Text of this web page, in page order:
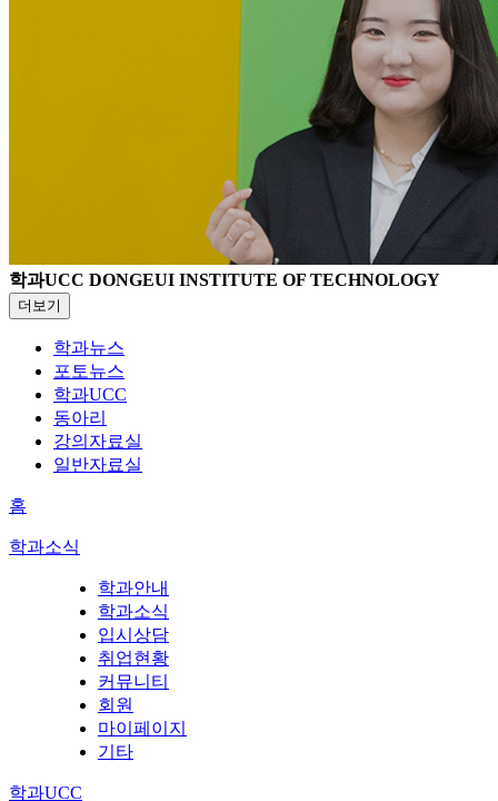
학과UCC DONGEUI INSTITUTE OF TECHNOLOGY
더보기
학과뉴스
포토뉴스
학과UCC
동아리
강의자료실
일반자료실
홈
학과소식
학과안내
학과소식
입시상담
취업현황
커뮤니티
회원
마이페이지
기타
학과UCC